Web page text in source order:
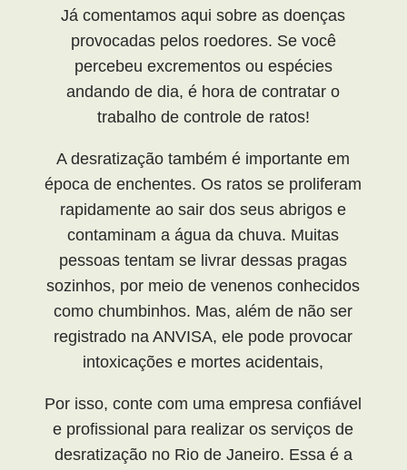
Já comentamos aqui sobre as doenças
provocadas pelos roedores. Se você
percebeu excrementos ou espécies
andando de dia, é hora de contratar o
trabalho de controle de ratos!
A desratização também é importante em
época de enchentes. Os ratos se proliferam
rapidamente ao sair dos seus abrigos e
contaminam a água da chuva. Muitas
pessoas tentam se livrar dessas pragas
sozinhos, por meio de venenos conhecidos
como chumbinhos. Mas, além de não ser
registrado na ANVISA, ele pode provocar
intoxicações e mortes acidentais,
Por isso, conte com uma empresa confiável
e profissional para realizar os serviços de
desratização no Rio de Janeiro. Essa é a